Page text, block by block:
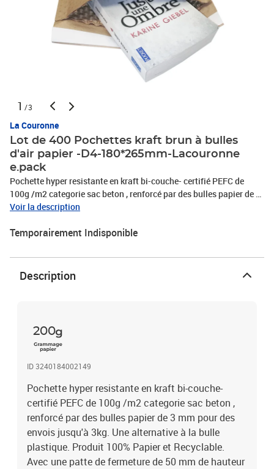
1 /3
La Couronne
Lot de 400 Pochettes kraft brun à bulles
d'air papier -D4-180*265mm-Lacouronne
e.pack
Pochette hyper resistante en kraft bi-couche- certifié PEFC de
100g /m2 categorie sac beton , renforcé par des bulles papier de 3
mm pour des envois jusqu'à 3kg. Une alternative à la bulle
fermeture de 50 mm de hauteur , autocollante avec une colle ultra
pour vos expeditions.Format interieur 180*265mm.Ce produit est
ideal pour vos besoins d'expeditions , d'emballages et de
protection anti-choc pour tous types de produits , bijoux
Voir la description
Temporairement Indisponible
Description
200
ID 3240184002149
Pochette hyper resistante en kraft bi-couche-
certifié PEFC de 100g /m2 categorie sac beton ,
renforcé par des bulles papier de 3 mm pour des
envois jusqu'à 3kg. Une alternative à la bulle
plastique. Produit 100% Papier et Recyclable.
Avec une patte de fermeture de 50 mm de hauteur